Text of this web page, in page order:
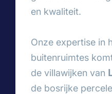
en kwaliteit.
Onze expertise in
buitenruimtes
de villawijken van
de bosrijke